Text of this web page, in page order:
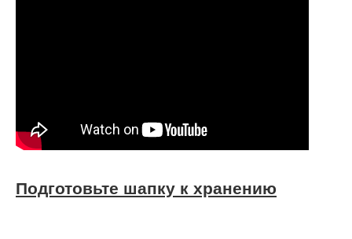
Подготовьте шапку к хранению